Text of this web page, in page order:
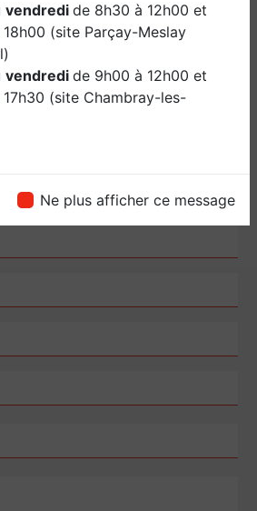
vendredi de 8h30 à 12h00 et
(site Parçay-Meslay
vendredi de 9h00 à 12h00 et
(site Chambray-les-
Ne plus afficher ce message
PLUS
nous